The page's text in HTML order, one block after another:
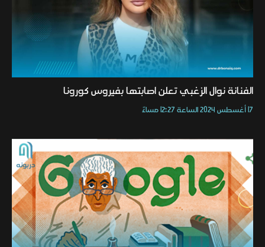
الفنانة نوال الزغبي تعلن اصابتها بفيروس كورونا
17 أغسطس 2024 الساعة 12:27 مساءً